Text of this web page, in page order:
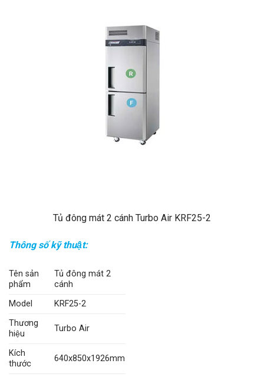
Tủ đông mát 2 cánh Turbo Air KRF25-2
Thông số kỹ thuật:
Tên sản
phẩm
Tủ đông mát 2
cánh
Model
KRF25-2
Thương
hiệu
Turbo Air
Kích
thước
640x850x1926mm